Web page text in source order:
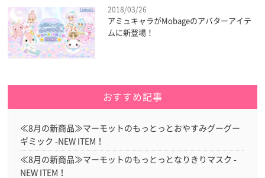
2018/03/26
アミュキャラがMobageのアバターアイテ
ムに新登場！
おすすめ記事
≪8月の新商品≫マーモットのもっとっとおやすみグーグー
ギミック -NEW ITEM！
≪8月の新商品≫マーモットのもっとっとなりきりマスク -
NEW ITEM！